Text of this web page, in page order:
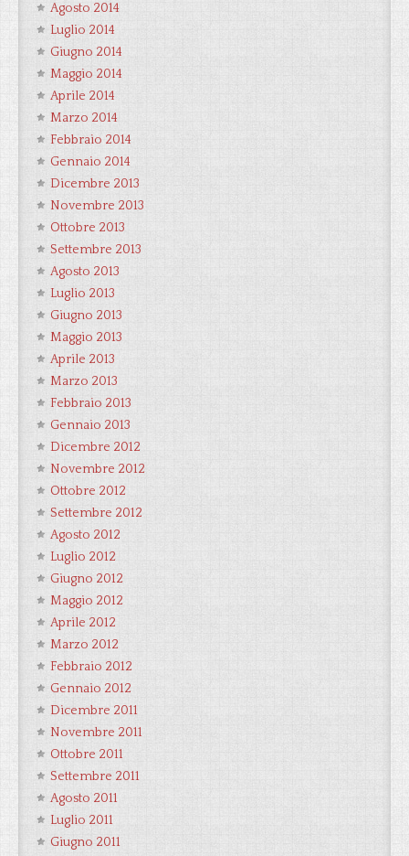
Agosto 2014
Luglio 2014
Giugno 2014
Maggio 2014
Aprile 2014
Marzo 2014
Febbraio 2014
Gennaio 2014
Dicembre 2013
Novembre 2013
Ottobre 2013
Settembre 2013
Agosto 2013
Luglio 2013
Giugno 2013
Maggio 2013
Aprile 2013
Marzo 2013
Febbraio 2013
Gennaio 2013
Dicembre 2012
Novembre 2012
Ottobre 2012
Settembre 2012
Agosto 2012
Luglio 2012
Giugno 2012
Maggio 2012
Aprile 2012
Marzo 2012
Febbraio 2012
Gennaio 2012
Dicembre 2011
Novembre 2011
Ottobre 2011
Settembre 2011
Agosto 2011
Luglio 2011
Giugno 2011